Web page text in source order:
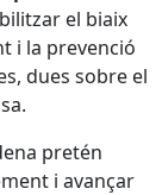
el biaix
i la prevenció
dues sobre el
pretén
i avançar